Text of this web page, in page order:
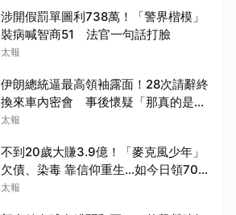
涉開假罰單圖利738萬！「警界楷模」
裝病喊智商51 法官一句話打臉
太報
伊朗總統逼最高領袖露面！28次請辭終
換來車內密會 事後懷疑「那真的是他
嗎?」
太報
不到20歲大賺3.9億！「麥克風少年」
欠債、染毒 靠信仰重生...如今日領700
元過活
太報